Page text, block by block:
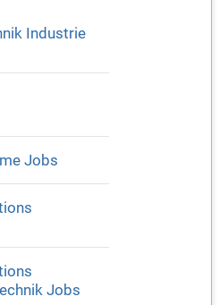
Industrie
Jobs
Jobs